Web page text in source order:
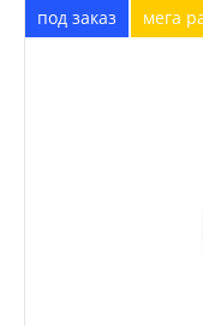
под заказ мега